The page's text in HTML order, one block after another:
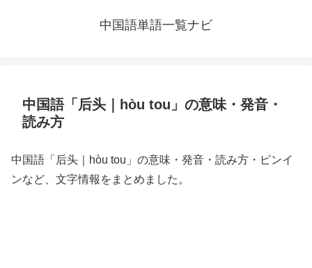
中国語単語一覧ナビ
中国語「后头｜hòu tou」の意味・発音・
読み方
中国語「后头｜hòu tou」の意味・発音・読み方・ピンイ
ンなど、文字情報をまとめました。